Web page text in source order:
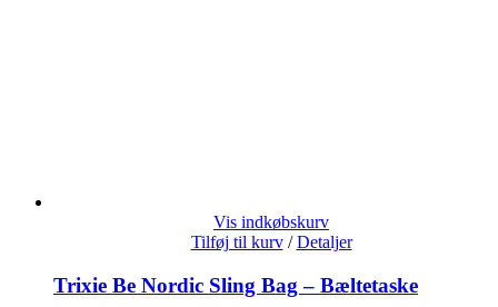
Vis indkøbskurv
Tilføj til kurv / Detaljer
Trixie Be Nordic Sling Bag – Bæltetaske